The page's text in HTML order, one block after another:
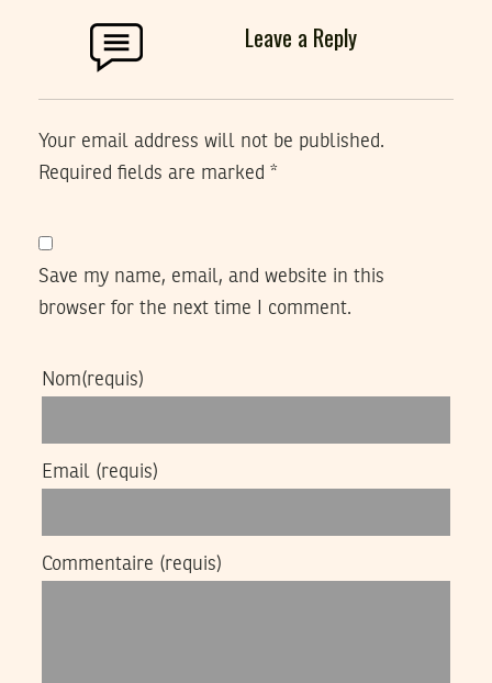
Leave a Reply
Your email address will not be published.
Required fields are marked *
Save my name, email, and website in this
browser for the next time I comment.
Nom(requis)
Email (requis)
Commentaire (requis)